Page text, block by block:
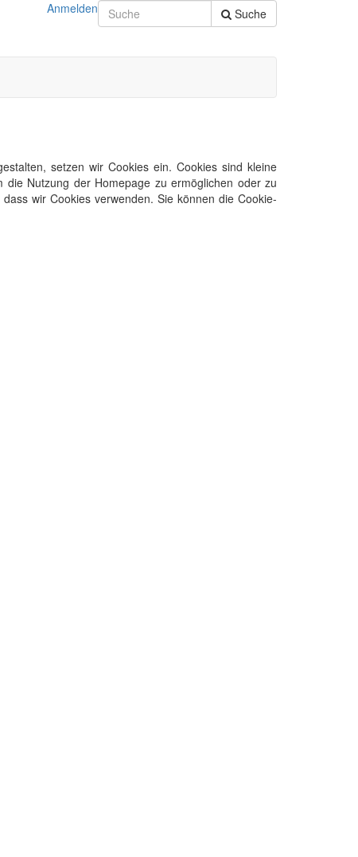
Suche
Anmelden
setzen wir Cookies ein. Cookies sind kleine
Nutzung der Homepage zu ermöglichen oder zu
wir Cookies verwenden. Sie können die Cookie-